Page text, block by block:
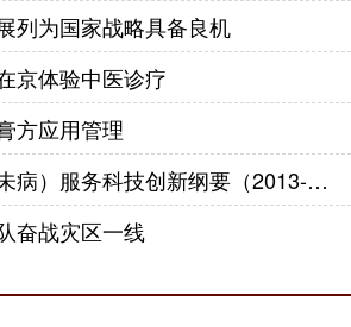
列为国家战略具备良机
京体验中医诊疗
方应用管理
中医预防保健（治未病）服务科技创新纲要（2013-2020年）
奋战灾区一线